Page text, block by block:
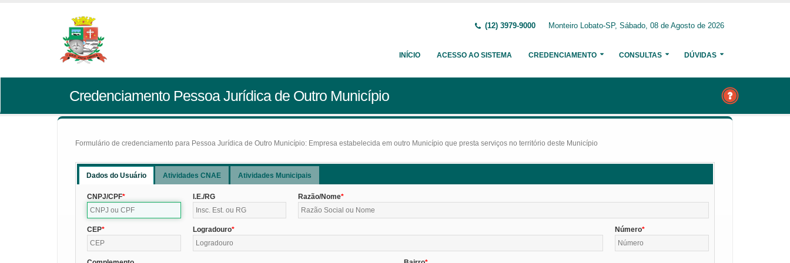
(12) 3979-9000 Monteiro Lobato-SP, Sábado, 08 de Agosto de 2026
INÍCIO ACESSO AO SISTEMA CREDENCIAMENTO CONSULTAS DÚVIDAS
Credenciamento Pessoa Jurídica de Outro Município
Formulário de credenciamento para Pessoa Jurídica de Outro Município: Empresa estabelecida em outro Município que presta serviços no território deste Município
Dados do Usuário Atividades CNAE Atividades Municipais
CNPJ/CPF I.E./RG Razão/Nome
CEP Logradouro Número